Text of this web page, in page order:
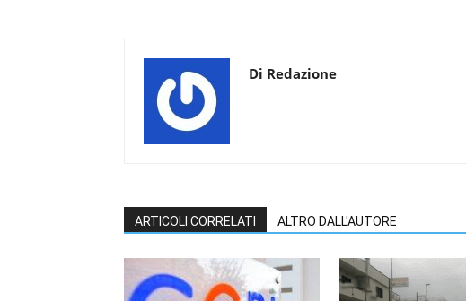
Di Redazione
ARTICOLI CORRELATI ALTRO DALL'AUTORE